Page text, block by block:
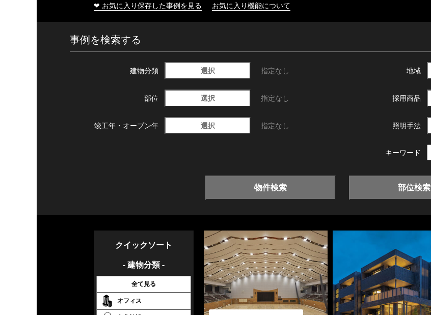
❤ お気に入り保存した事例を見る お気に入り機能について
事例を検索する
建物分類 選択 指定なし 地域
部位 選択 指定なし 採用商品
竣工年・ オープン年 選択 指定なし 照明手法
キーワード
物件検索 部位検索
クイックソート
- 建物分類 -
全て見る
オフィス